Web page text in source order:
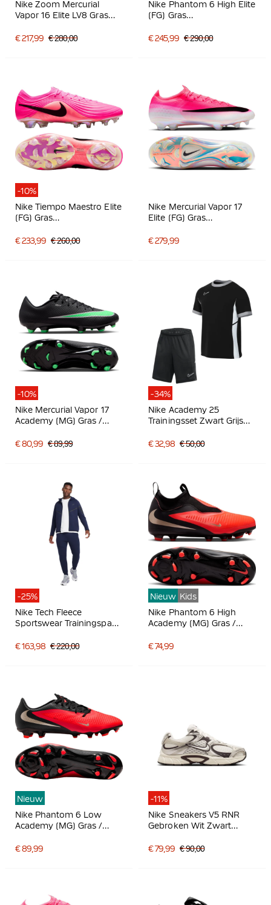
Nike Zoom Mercurial
Vapor 16 Elite LV8 Gras
Zalmroze Donkerblauw
€ 217,99 € 280,00
Nike Phantom 6 High Elite
(FG) Gras
Felroze Zwart
€ 245,99 € 290,00
-10%
Nike Tiempo Maestro Elite
(FG) Gras
Zwart
€ 233,99 € 260,00
Nike Mercurial Vapor 17
Elite (FG) Gras
Wit Zwart
€ 279,99
-10%
Nike Mercurial Vapor 17
Academy (MG) Gras /
Voetbalschoenen Zwart
€ 80,99 € 89,99
-34%
Nike Academy 25
Trainingsset Zwart Grijs
€ 32,98 € 50,00
-25%
Nike Tech Fleece
Sportswear Trainingspak
€ 163,98 € 220,00
Nieuw Kids
Nike Phantom 6 High
Academy (MG) Gras /
Voetbalschoenen Kids
€ 74,99
Nieuw
Nike Phantom 6 Low
Academy (MG) Gras /
Voetbalschoenen Zwart
€ 89,99
-11%
Nike Sneakers V5 RNR
Gebroken Wit Zwart
€ 79,99 € 90,00